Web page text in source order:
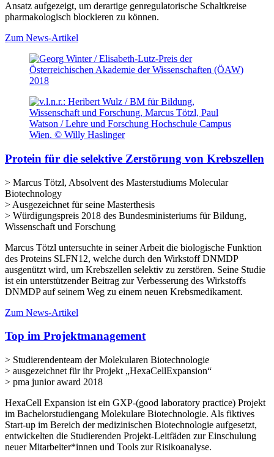
Ansatz aufgezeigt, um derartige genregulatorische Schaltkreise
pharmakologisch blockieren zu können.
Zum News-Artikel
Protein für die selektive Zerstörung von Krebszellen
> Marcus Tötzl, Absolvent des Masterstudiums Molecular
Biotechnology
> Ausgezeichnet für seine Masterthesis
> Würdigungspreis 2018 des Bundesministeriums für Bildung,
Wissenschaft und Forschung
Marcus Tötzl untersuchte in seiner Arbeit die biologische Funktion
des Proteins SLFN12, welche durch den Wirkstoff DNMDP
ausgenützt wird, um Krebszellen selektiv zu zerstören. Seine Studie
ist ein unterstützender Beitrag zur Verbesserung des Wirkstoffs
DNMDP auf seinem Weg zu einem neuen Krebsmedikament.
Zum News-Artikel
Top im Projektmanagement
> Studierendenteam der Molekularen Biotechnologie
> ausgezeichnet für ihr Projekt „HexaCellExpansion“
> pma junior award 2018
HexaCell Expansion ist ein GXP-(good laboratory practice) Projekt
im Bachelorstudiengang Molekulare Biotechnologie. Als fiktives
Start-up im Bereich der medizinischen Biotechnologie aufgesetzt,
entwickelten die Studierenden Projekt-Leitfäden zur Einschulung
neuer Mitarbeiter*innen und Tools zur Risikoanalyse.